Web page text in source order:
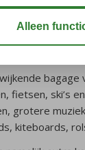
of na het
bagage
fietsen, ski’s
grotere
kiteboards,